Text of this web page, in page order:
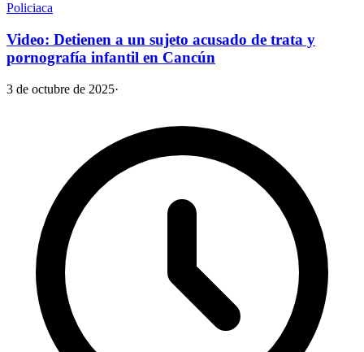
Policiaca
Video: Detienen a un sujeto acusado de trata y
pornografía infantil en Cancún
3 de octubre de 2025·